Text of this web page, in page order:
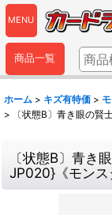
MENU
商品一覧
ホーム > キズ有特価 >
>
〔状態B〕青き眼の賢
〔状態B〕青き
JP020}《モンス